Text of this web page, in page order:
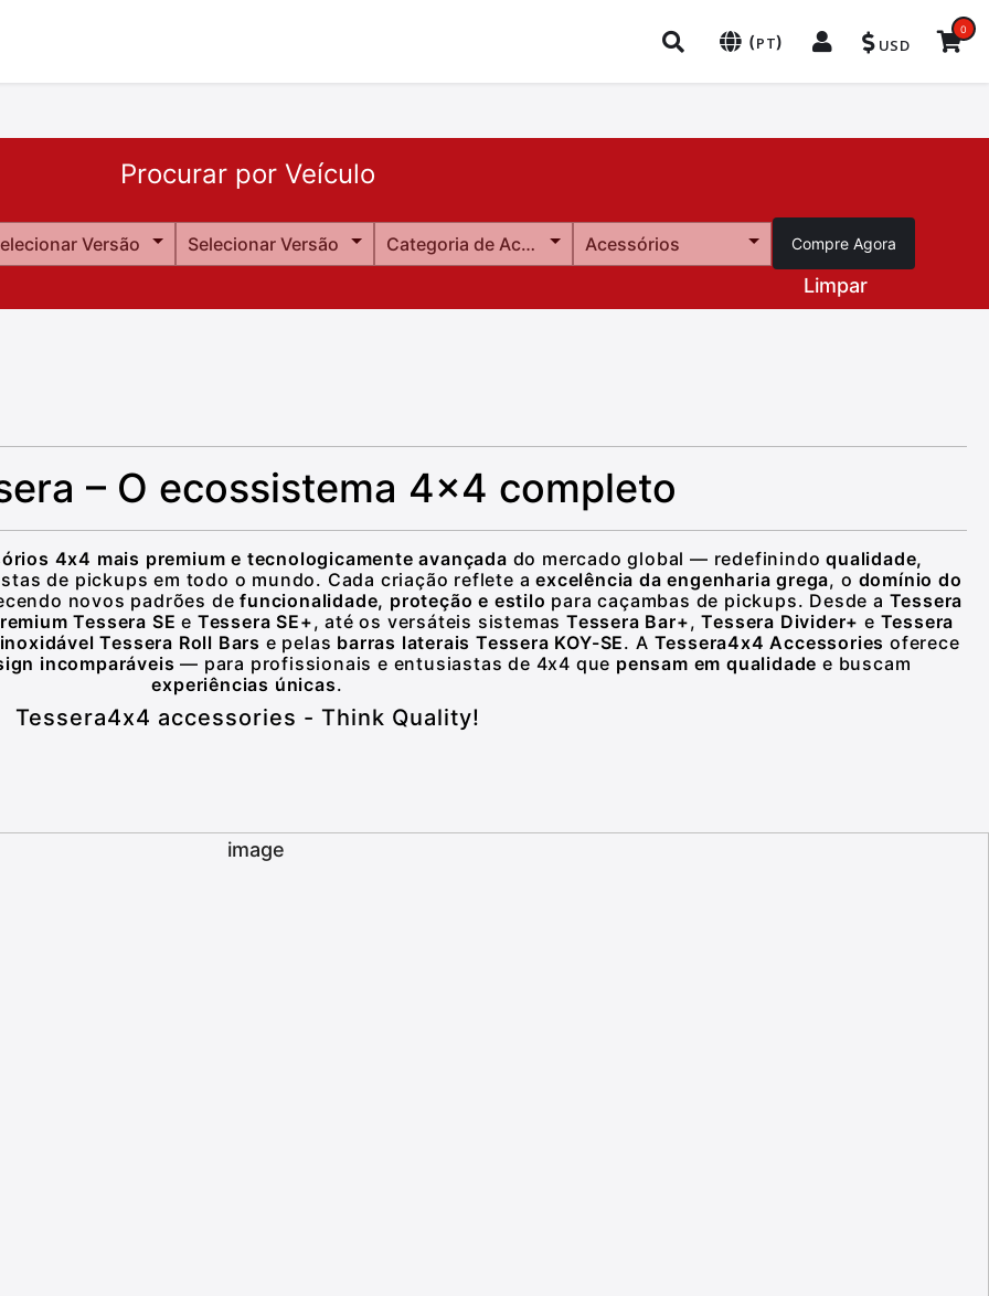
(PT) USD
0
Procurar por Veículo
Versão
Selecionar Versão
Categoria de Acessórios Acessórios Compre Agora
Limpar
– O ecossistema 4x4 completo
4x4 mais premium e tecnologicamente avançada do mercado global — redefinindoqualidade,
de pickups em todo o mundo. Cada criação reflete aexcelência da engenharia grega, o domínio do
novos padrões defuncionalidade, proteção e estilo para caçambas de pickups. Desde a Tessera
Tessera SE e Tessera SE+, até os versáteis sistemasTessera Bar+,Tessera Divider+ e Tessera
Tessera Roll Bars e pelas barras laterais Tessera KOY-SE. A Tessera4x4 Accessories oferece
incomparáveis — para profissionais e entusiastas de 4x4 que pensam em qualidade e buscam
experiências únicas.
Tessera4x4 accessories - Think Quality!